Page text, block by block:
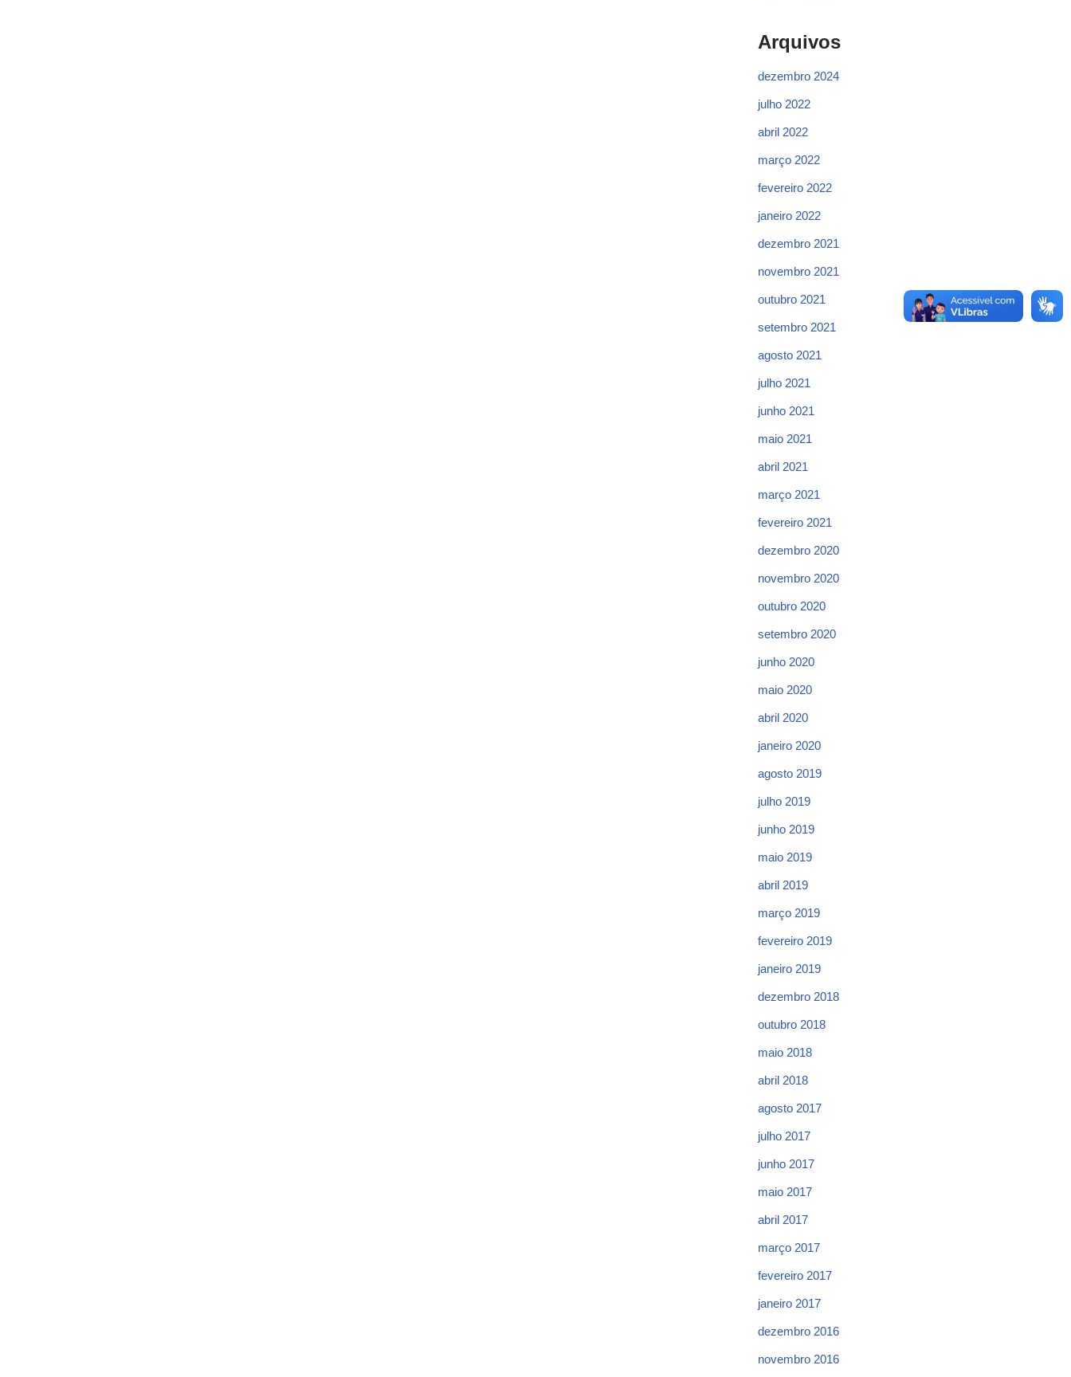
Arquivos
dezembro 2024
julho 2022
abril 2022
março 2022
fevereiro 2022
janeiro 2022
dezembro 2021
novembro 2021
outubro 2021
setembro 2021
agosto 2021
julho 2021
junho 2021
maio 2021
abril 2021
março 2021
fevereiro 2021
dezembro 2020
novembro 2020
outubro 2020
setembro 2020
junho 2020
maio 2020
abril 2020
janeiro 2020
agosto 2019
julho 2019
junho 2019
maio 2019
abril 2019
março 2019
fevereiro 2019
janeiro 2019
dezembro 2018
outubro 2018
maio 2018
abril 2018
agosto 2017
julho 2017
junho 2017
maio 2017
abril 2017
março 2017
fevereiro 2017
janeiro 2017
dezembro 2016
novembro 2016